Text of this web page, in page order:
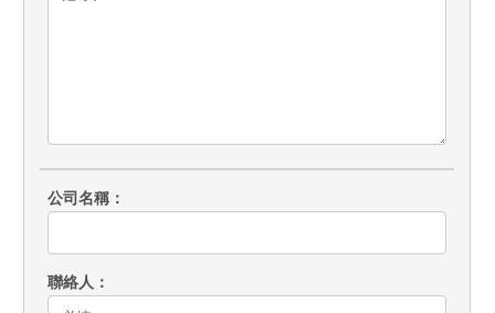
公司名稱
聯絡人